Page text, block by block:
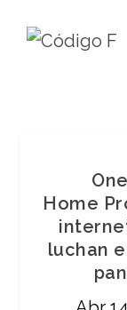
Home
luchan